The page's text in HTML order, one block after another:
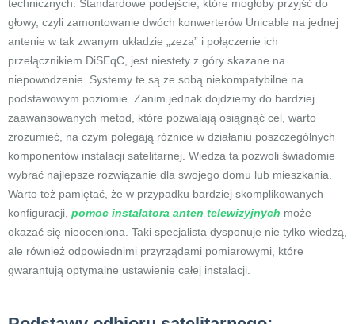
technicznych. Standardowe podejście, które mogłoby przyjść do
głowy, czyli zamontowanie dwóch konwerterów Unicable na jednej
antenie w tak zwanym układzie „zeza” i połączenie ich
przełącznikiem DiSEqC, jest niestety z góry skazane na
niepowodzenie. Systemy te są ze sobą niekompatybilne na
podstawowym poziomie. Zanim jednak dojdziemy do bardziej
zaawansowanych metod, które pozwalają osiągnąć cel, warto
zrozumieć, na czym polegają różnice w działaniu poszczególnych
komponentów instalacji satelitarnej. Wiedza ta pozwoli świadomie
wybrać najlepsze rozwiązanie dla swojego domu lub mieszkania.
Warto też pamiętać, że w przypadku bardziej skomplikowanych
konfiguracji, pomoc instalatora anten telewizyjnych może
okazać się nieoceniona. Taki specjalista dysponuje nie tylko wiedzą,
ale również odpowiednimi przyrządami pomiarowymi, które
gwarantują optymalne ustawienie całej instalacji.